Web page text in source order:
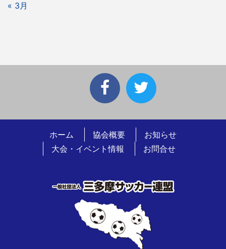
« 3月
ホーム 協会概要
お知らせ
大会・イベント情報
お問合せ